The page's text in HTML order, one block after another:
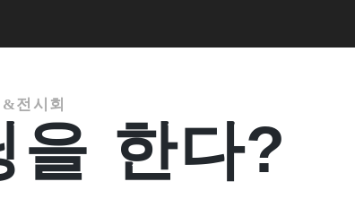
전시회
을 한다?